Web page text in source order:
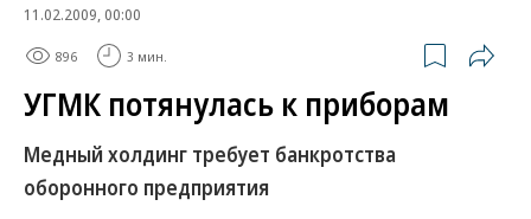
11.02.2009, 00:00
896 3 мин.
УГМК потянулась к приборам
Медный холдинг требует банкротства
оборонного предприятия